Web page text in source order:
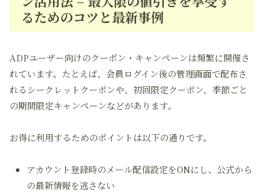
るためのコツと最新事例
ADPユーザー向けのクーポン・キャンペーンは頻繁に開催さ
れています。たとえば、会員ログイン後の管理画面で配布さ
れるシークレットクーポンや、初回限定クーポン、季節ごと
の期間限定キャンペーンなどがあります。
お得に利用するためのポイントは以下の通りです。
アカウント登録時のメール配信設定をONにし、公式から
の最新情報を逃さない